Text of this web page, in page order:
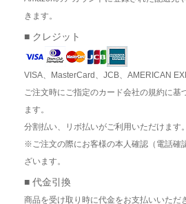
きます。
■ クレジット
VISA、MasterCard、JCB、AMERICAN
ご注文時にご指定のカード会社の規約に基
ます。
分割払い、リボ払いがご利用いただけます。
※ご注文の際にお客様の本人確認（電話確
ざいます。
■ 代金引換
商品を受け取り時に代金をお支払いいただ